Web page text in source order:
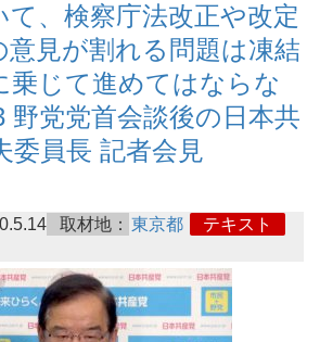
て、検察庁法改正や改定
意見が割れる問題は凍結
乗じて進めてはならな
野党党首会談後の日本共
委員長 記者会見
取材地： 東京都
テキスト